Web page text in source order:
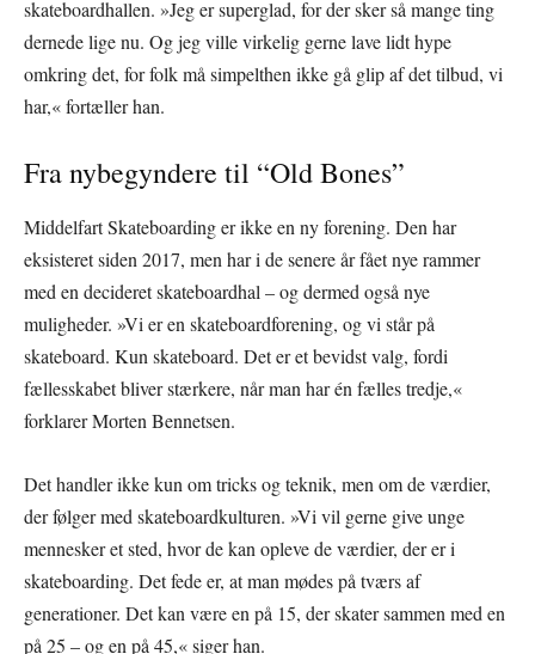
skateboardhallen. »Jeg er superglad, for der sker så mange ting
dernede lige nu. Og jeg ville virkelig gerne lave lidt hype
omkring det, for folk må simpelthen ikke gå glip af det tilbud, vi
har,« fortæller han.
Fra nybegyndere til “Old Bones”
Middelfart Skateboarding er ikke en ny forening. Den har
eksisteret siden 2017, men har i de senere år fået nye rammer
med en decideret skateboardhal – og dermed også nye
muligheder. »Vi er en skateboardforening, og vi står på
skateboard. Kun skateboard. Det er et bevidst valg, fordi
fællesskabet bliver stærkere, når man har én fælles tredje,«
forklarer Morten Bennetsen.
Det handler ikke kun om tricks og teknik, men om de værdier,
der følger med skateboardkulturen. »Vi vil gerne give unge
mennesker et sted, hvor de kan opleve de værdier, der er i
skateboarding. Det fede er, at man mødes på tværs af
generationer. Det kan være en på 15, der skater sammen med en
på 25 – og en på 45,« siger han.